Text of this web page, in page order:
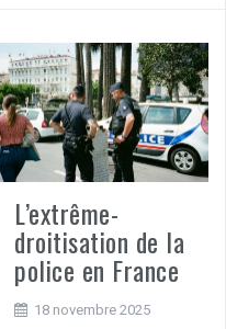
L’extrême-
droitisation de la
police en France
18 novembre 2025